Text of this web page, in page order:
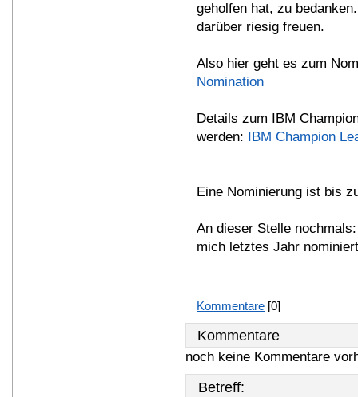
geholfen hat, zu
darüber riesig freuen.
Also hier geht es zum
Nomination
Details zum IBM
werden:
IBM Champion
Eine Nominierung ist bis
An dieser Stelle
mich letztes Jahr
Kommentare [0]
Kommentare
noch keine Kommentare
Betreff: